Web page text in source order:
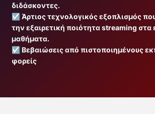
διδάσκοντες.
☑️ Άρτιος τεχνολογικός εξοπλισμός
την εξαιρετική ποιότητα streaming
μαθήματα.
☑️ Βεβαιώσεις από πιστοποιημένους
φορείς